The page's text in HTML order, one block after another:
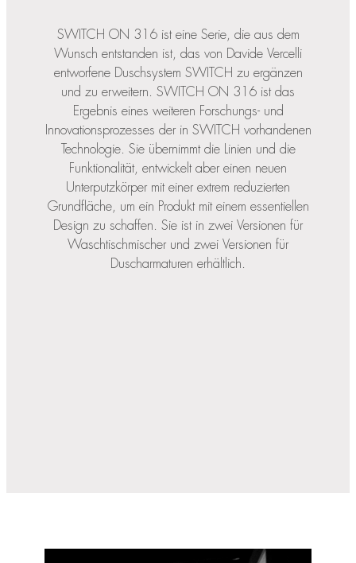
SWITCH ON 316 ist eine Serie, die aus dem
Wunsch entstanden ist, das von Davide Vercelli
entworfene Duschsystem SWITCH zu ergänzen
und zu erweitern. SWITCH ON 316 ist das
Ergebnis eines weiteren Forschungs- und
Innovationsprozesses der in SWITCH vorhandenen
Technologie. Sie übernimmt die Linien und die
Funktionalität, entwickelt aber einen neuen
Unterputzkörper mit einer extrem reduzierten
Grundfläche, um ein Produkt mit einem essentiellen
Design zu schaffen. Sie ist in zwei Versionen für
Waschtischmischer und zwei Versionen für
Duscharmaturen erhältlich.